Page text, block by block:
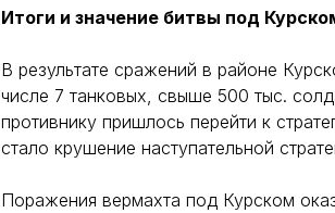
Итоги и значение битвы под
В результате сражений в районе
числе 7 танковых, свыше 500 тыс.
противнику пришлось перейти к
стало крушение наступательной
Поражения вермахта под Курском